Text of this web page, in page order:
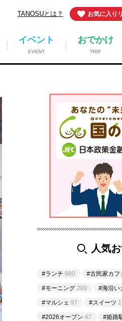
お気に入り
TANOSUとは？
おでかけ
TRIP
イベント
EVENT
人気
#ランチ 980 #古民家カフ
#モーニング 200 #海沿い
#マルシェ 97 #スイーツ
#2026オープン 47 #姫路